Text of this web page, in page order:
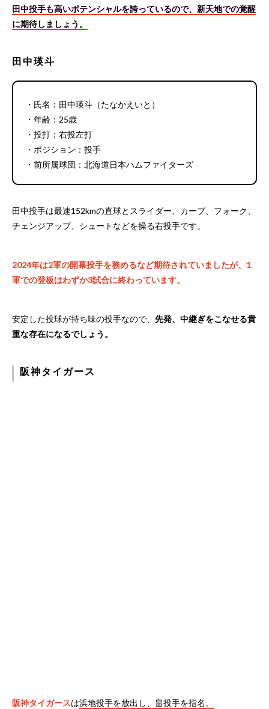
田中投手も高いポテンシャルを誇っているので、新天地での覚醒
に期待しましょう。
田中瑛斗
・氏名：田中瑛斗（たなかえいと）
・年齢：25歳
・投打：右投左打
・ポジション：投手
・前所属球団：北海道日本ハムファイターズ
田中投手は最速152kmの直球とスライダー、カーブ、フォーク、
チェンジアップ、シュートなどを操る右投手です。
2024年は2軍の開幕投手を務めるなど期待されていましたが、1
軍での登板はわずか3試合に終わっています。
安定した投球が持ち味の投手なので、 先発、中継ぎをこなせる貴
重な存在になるでしょう。
阪神タイガース
阪神タイガースは浜地投手を放出し、畠投手を指名。